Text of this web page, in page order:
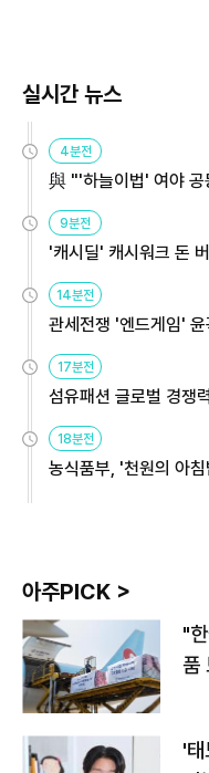
실시간 뉴스
4분전
與 "'하늘이법' 여야
9분전
'캐시딜' 캐시워크 돈
14분전
관세전쟁 '엔드게임'
용해야
17분전
섬유패션 글로벌 경쟁
원
18분전
농식품부, '천원의 아
아주PICK >
"
품
'